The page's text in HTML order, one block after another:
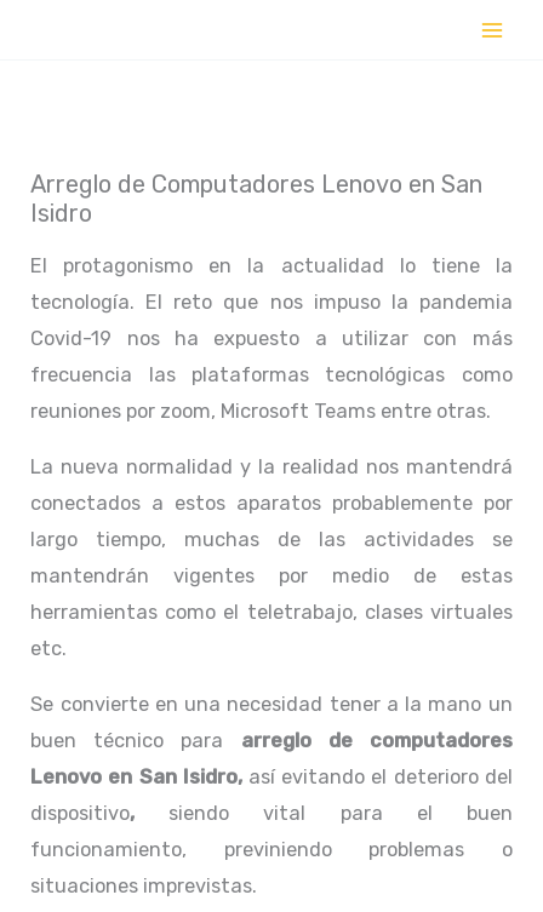
Arreglo de Computadores Lenovo en San
Isidro
El protagonismo en la actualidad lo tiene la
tecnología. El reto que nos impuso la pandemia
Covid-19 nos ha expuesto a utilizar con más
frecuencia las plataformas tecnológicas como
reuniones por zoom, Microsoft Teams entre otras.
La nueva normalidad y la realidad nos mantendrá
conectados a estos aparatos probablemente por
largo tiempo, muchas de las actividades se
mantendrán vigentes por medio de estas
herramientas como el teletrabajo, clases virtuales
etc.
Se convierte en una necesidad tener a la mano un
buen técnico para arreglo de computadores
Lenovo en San Isidro, así evitando el deterioro del
dispositivo, siendo vital para el buen
funcionamiento, previniendo problemas o
situaciones imprevistas.